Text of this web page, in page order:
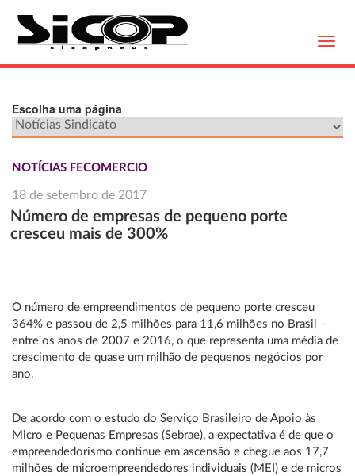
Escolha uma página
NOTÍCIAS FECOMERCIO
18 de setembro de 2017
Número de empresas de pequeno porte
cresceu mais de 300%
O número de empreendimentos de pequeno porte cresceu
364% e passou de 2,5 milhões para 11,6 milhões no Brasil –
entre os anos de 2007 e 2016, o que representa uma média de
crescimento de quase um milhão de pequenos negócios por
ano.
De acordo com o estudo do Serviço Brasileiro de Apoio às
Micro e Pequenas Empresas (Sebrae), a expectativa é de que o
empreendedorismo continue em ascensão e chegue aos 17,7
milhões de microempreendedores individuais (MEI) e de micros